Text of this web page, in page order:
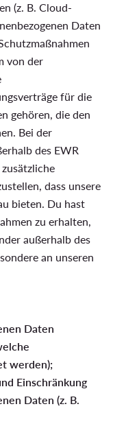
(z. B. Cloud-
Daten
von der
für die
gehören, die den
Bei der
des EWR
dass unsere
bieten. Du hast
zu erhalten,
außerhalb des
an unseren
Daten
werden);
Einschränkung
Daten (z. B.